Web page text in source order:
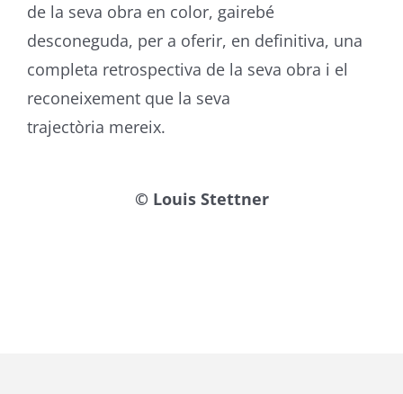
de la seva obra en color, gairebé
desconeguda, per a oferir, en definitiva, una
completa retrospectiva de la seva obra i el
reconeixement que la seva
trajectòria mereix.
© Louis Stettner